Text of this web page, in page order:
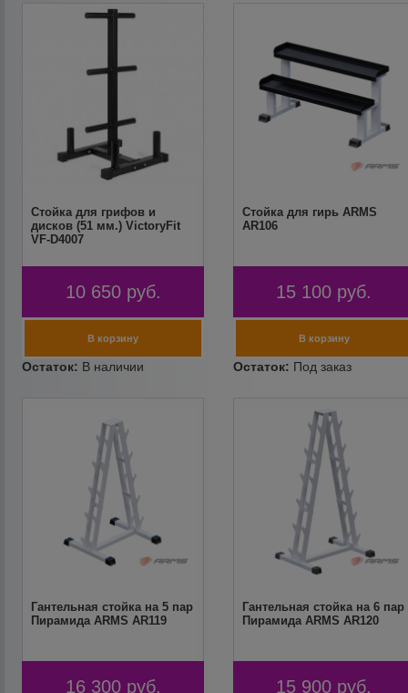
Стойка для грифов и
дисков (51 мм.) VictoryFit
VF-D4007
10 650 руб.
Стойка для гирь ARMS
AR106
15 100 руб.
Гантельная стойка на 5 пар
Пирамида ARMS AR119
16 300 руб.
Гантельная стойка на 6 пар
Пирамида ARMS AR120
15 900 руб.